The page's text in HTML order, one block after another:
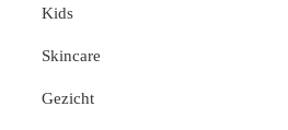
Kids
Skincare
Gezicht